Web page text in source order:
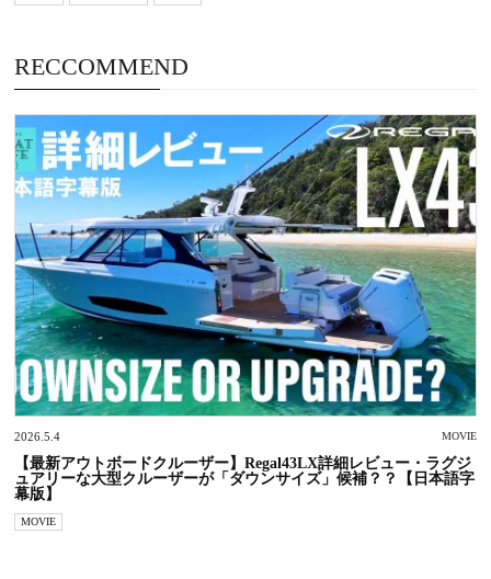
RECCOMMEND
2026.5.4 MOVIE
【最新アウトボードクルーザー】Regal43LX詳細レビュー・ラグジ
ュアリーな大型クルーザーが「ダウンサイズ」候補？？【日本語字
幕版】
MOVIE